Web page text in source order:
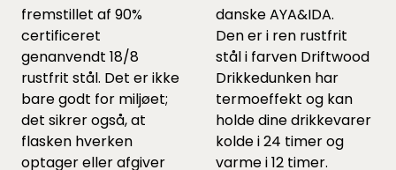
fremstillet af 90%
certificeret
genanvendt 18/8
rustfrit stål. Det er ikke
bare godt for miljøet;
det sikrer også, at
flasken hverken
optager eller afgiver
danske AYA&IDA.
Den er i ren rustfrit
stål i farven Driftwood
Drikkedunken har
termoeffekt og kan
holde dine drikkevarer
kolde i 24 timer og
varme i 12 timer.